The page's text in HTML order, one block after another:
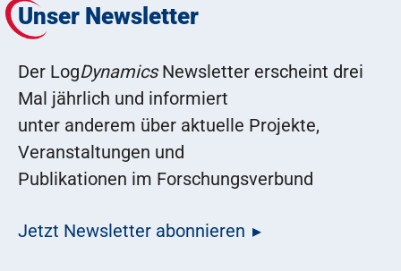
Unser Newsletter
Der LogDynamicsNewsletter erscheint drei
Mal jährlich und informiert
unter anderem über aktuelle Projekte,
Veranstaltungen und
Publikationen im Forschungsverbund
Jetzt Newsletter abonnieren